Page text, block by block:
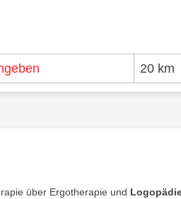
über Ergotherapie und